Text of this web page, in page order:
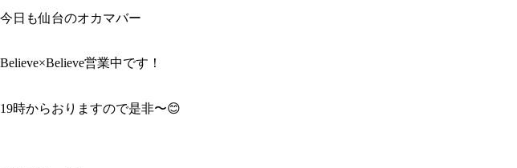
今日も仙台のオカマバー
Believe×Believe営業中です！
19時からおりますので是非〜😊